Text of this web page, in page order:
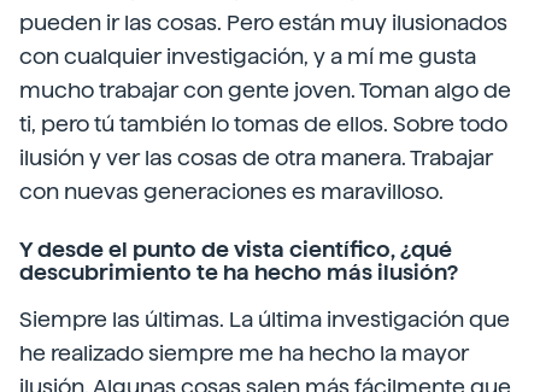
pueden ir las cosas. Pero están muy ilusionados
con cualquier investigación, y a mí me gusta
mucho trabajar con gente joven. Toman algo de
ti, pero tú también lo tomas de ellos. Sobre todo
ilusión y ver las cosas de otra manera. Trabajar
con nuevas generaciones es maravilloso.
Y desde el punto de vista científico, ¿qué
descubrimiento te ha hecho más ilusión?
Siempre las últimas. La última investigación que
he realizado siempre me ha hecho la mayor
ilusión. Algunas cosas salen más fácilmente que